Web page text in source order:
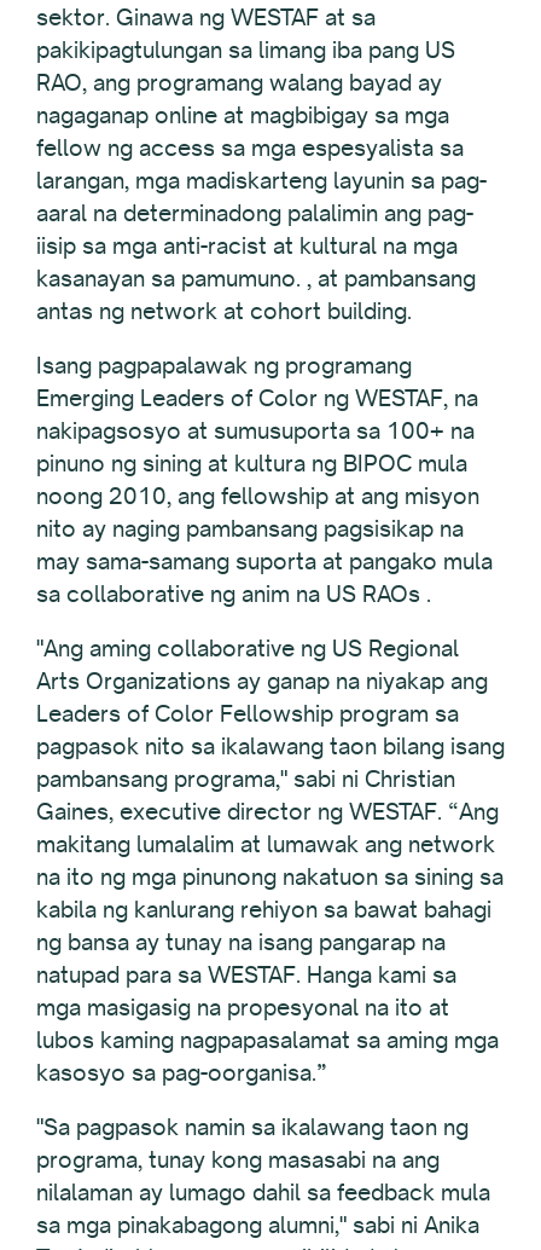
sektor. Ginawa ng WESTAF at sa
pakikipagtulungan sa limang iba pang US
RAO, ang programang walang bayad ay
nagaganap online at magbibigay sa mga
fellow ng access sa mga espesyalista sa
larangan, mga madiskarteng layunin sa pag-
aaral na determinadong palalimin ang pag-
iisip sa mga anti-racist at kultural na mga
kasanayan sa pamumuno. , at pambansang
antas ng network at cohort building.
Isang pagpapalawak ng programang
Emerging Leaders of Color ng WESTAF, na
nakipagsosyo at sumusuporta sa 100+ na
pinuno ng sining at kultura ng BIPOC mula
noong 2010, ang fellowship at ang misyon
nito ay naging pambansang pagsisikap na
may sama-samang suporta at pangako mula
sa collaborative ng anim na US RAOs .
"Ang aming collaborative ng US Regional
Arts Organizations ay ganap na niyakap ang
Leaders of Color Fellowship program sa
pagpasok nito sa ikalawang taon bilang isang
pambansang programa," sabi ni Christian
Gaines, executive director ng WESTAF. “Ang
makitang lumalalim at lumawak ang network
na ito ng mga pinunong nakatuon sa sining sa
kabila ng kanlurang rehiyon sa bawat bahagi
ng bansa ay tunay na isang pangarap na
natupad para sa WESTAF. Hanga kami sa
mga masigasig na propesyonal na ito at
lubos kaming nagpapasalamat sa aming mga
kasosyo sa pag-oorganisa.”
"Sa pagpasok namin sa ikalawang taon ng
programa, tunay kong masasabi na ang
nilalaman ay lumago dahil sa feedback mula
sa mga pinakabagong alumni," sabi ni Anika